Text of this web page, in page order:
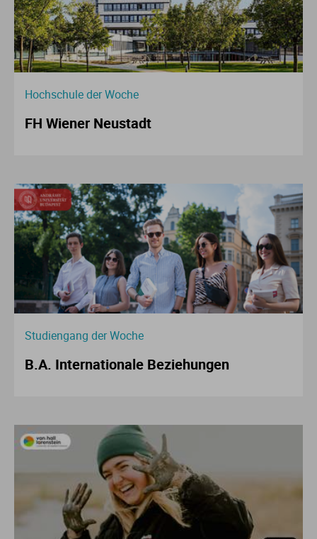
Hochschule der Woche
FH Wiener Neustadt
Studiengang der Woche
B.A. Internationale Beziehungen